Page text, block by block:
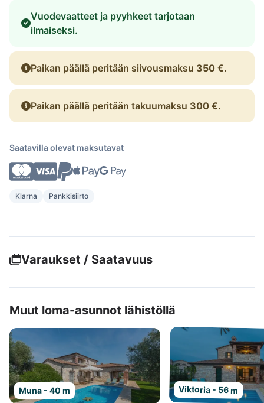
Vuodevaatteet ja pyyhkeet tarjotaan
ilmaiseksi.
Paikan päällä peritään siivousmaksu 350 €.
Paikan päällä peritään takuumaksu 300 €.
Saatavilla olevat maksutavat
Klarna Pankkisiirto
Varaukset / Saatavuus
Muut loma-asunnot lähistöllä
Muna - 40 m Viktoria - 56 m